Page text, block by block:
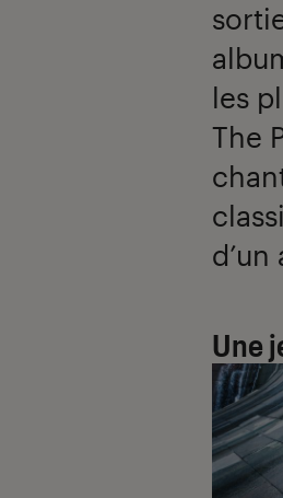
les
The
Une